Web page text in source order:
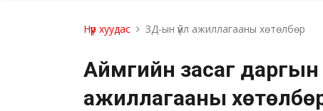
Нүүр хуудас ЗД-ын үйл ажиллагааны хөтөлбөр
Аймгийн засаг даргын
ажиллагааны